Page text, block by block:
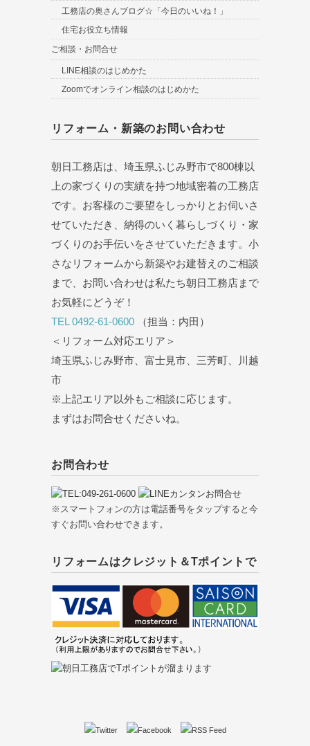
工務店の奥さんブログ☆「今日のいいね！」
住宅お役立ち情報
ご相談・お問合せ
LINE相談のはじめかた
Zoomでオンライン相談のはじめかた
リフォーム・新築のお問い合わせ
朝日工務店は、埼玉県ふじみ野市で800棟以
上の家づくりの実績を持つ地域密着の工務店
です。お客様のご要望をしっかりとお伺いさ
せていただき、納得のいく暮らしづくり・家
づくりのお手伝いをさせていただきます。小
さなリフォームから新築やお建替えのご相談
まで、お問い合わせは私たち朝日工務店まで
お気軽にどうぞ！
TEL 0492-61-0600 （担当：内田）
＜リフォーム対応エリア＞
埼玉県ふじみ野市、富士見市、三芳町、川越
市
※上記エリア以外もご相談に応じます。
まずはお問合せくださいね。
お問合わせ
※スマートフォンの方は電話番号をタップすると今
すぐお問い合わせできます。
リフォームはクレジット＆Tポイントで